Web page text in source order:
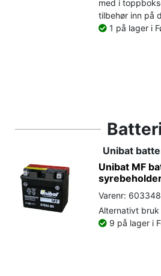
med i
tilbehør inn på
1 på lager i
Batteri
Unibat
Unibat MF
Varenr:
Alternativt bruk
9 på lager i